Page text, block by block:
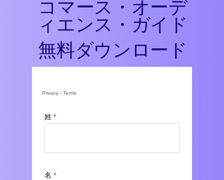
コマース・オーデ
ィエンス・ガイド
無料ダウンロード